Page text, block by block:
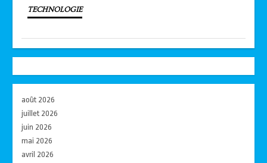
TECHNOLOGIE
août 2026
juillet 2026
juin 2026
mai 2026
avril 2026